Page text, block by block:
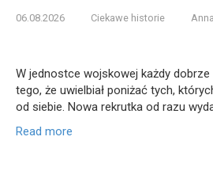
06.08.2026 Ciekawe historie Anna
W jednostce wojskowej każdy dobrze
tego, że uwielbiał poniżać tych,
od siebie. Nowa rekrutka od razu
Read more